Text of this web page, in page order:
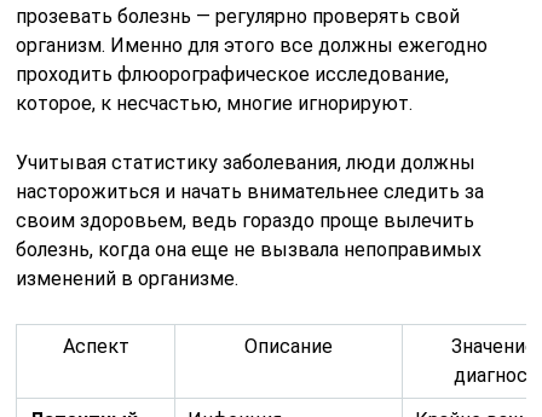
прозевать болезнь — регулярно проверять свой
организм. Именно для этого все должны ежегодно
проходить флюорографическое исследование,
которое, к несчастью, многие игнорируют.
Учитывая статистику заболевания, люди должны
насторожиться и начать внимательнее следить за
своим здоровьем, ведь гораздо проще вылечить
болезнь, когда она еще не вызвала непоправимых
изменений в организме.
Аспект Описание
Значение